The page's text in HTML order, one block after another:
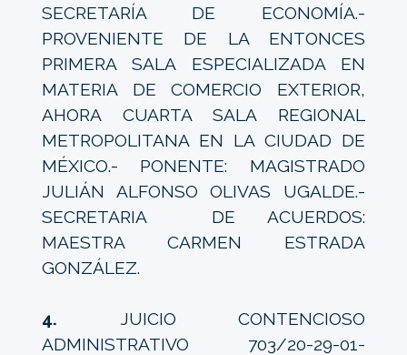
SECRETARÍA DE ECONOMÍA.-
PROVENIENTE DE LA ENTONCES
PRIMERA SALA ESPECIALIZADA EN
MATERIA DE COMERCIO EXTERIOR,
AHORA CUARTA SALA REGIONAL
METROPOLITANA EN LA CIUDAD DE
MÉXICO.- PONENTE: MAGISTRADO
JULIÁN ALFONSO OLIVAS UGALDE.-
SECRETARIA DE ACUERDOS:
MAESTRA CARMEN ESTRADA
GONZÁLEZ.
4. JUICIO CONTENCIOSO
ADMINISTRATIVO 703/20-29-01-